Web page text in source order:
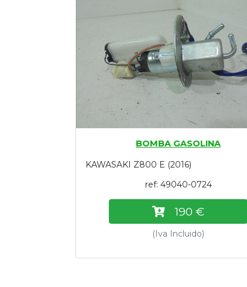
Empresa
BOMBA GASOLINA
KAWASAKI Z800 E (2016)
ref: 49040-0724
190 €
(Iva Incluido)